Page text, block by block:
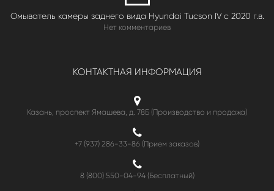
Омыватель камеры заднего вида Hyundai Tucson IV c 2020 г.в.
Нет комментариев
КОНТАКТНАЯ ИНФОРМАЦИЯ
Казань, проспект Ямашева, д. 78Б (Производство и продажа)
+7 (937) 286-33-86 (Прием заказов)
8 (800) 550-04-94(Бесплатный)